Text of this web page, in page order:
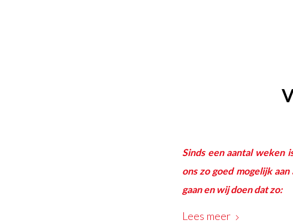
Sinds een aantal weken
ons zo goed mogelijk
gaan en wij doen dat zo:
Lees meer